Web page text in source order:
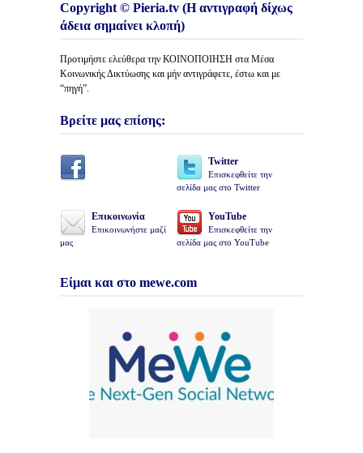
Copyright © Pieria.tv (Η αντιγραφή δίχως
άδεια σημαίνει κλοπή)
Προτιμήστε ελεύθερα την ΚΟΙΝΟΠΟΙΗΣΗ στα Μέσα
Κοινωνικής Δικτύωσης και μήν αντιγράφετε, έστω και με
“πηγή”.
Βρείτε μας επίσης:
Twitter
Επισκεφθείτε την
σελίδα μας στο Twitter
Επικοινωνία
Επικοινωνήστε μαζί
μας
YouTube
Επισκεφθείτε την
σελίδα μας στο YouTube
Είμαι και στο mewe.com